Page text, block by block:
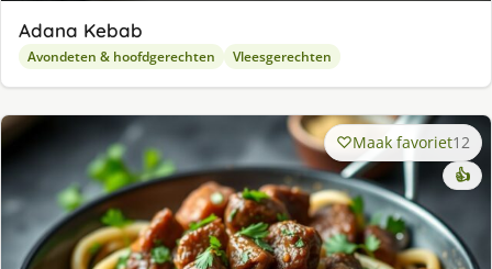
Adana Kebab
Avondeten & hoofdgerechten Vleesgerechten
Maak favoriet12
👍